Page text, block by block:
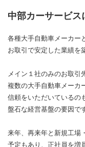
中部カーサービス
各種大手自動車メーカー
お取引で安定した業績を
メイン１社のみのお取引
複数の大手自動車メーカ
信頼をいただいているの
盤石な経営基盤の要因で
来年、再来年と新規工場
予定もあり、正社員を増